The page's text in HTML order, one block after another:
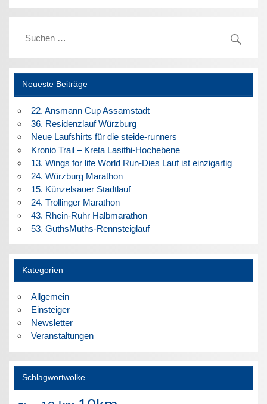
Neueste Beiträge
22. Ansmann Cup Assamstadt
36. Residenzlauf Würzburg
Neue Laufshirts für die steide-runners
Kronio Trail – Kreta Lasithi-Hochebene
13. Wings for life World Run-Dies Lauf ist einzigartig
24. Würzburg Marathon
15. Künzelsauer Stadtlauf
24. Trollinger Marathon
43. Rhein-Ruhr Halbmarathon
53. GuthsMuths-Rennsteiglauf
Kategorien
Allgemein
Einsteiger
Newsletter
Veranstaltungen
Schlagwortwolke